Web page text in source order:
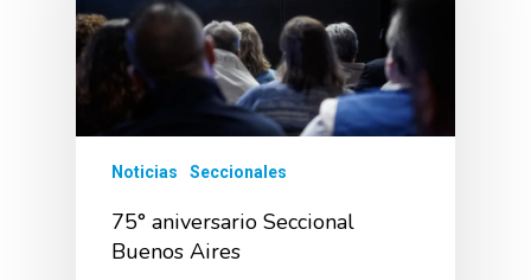
Noticias Seccionales
75° aniversario Seccional
Buenos Aires